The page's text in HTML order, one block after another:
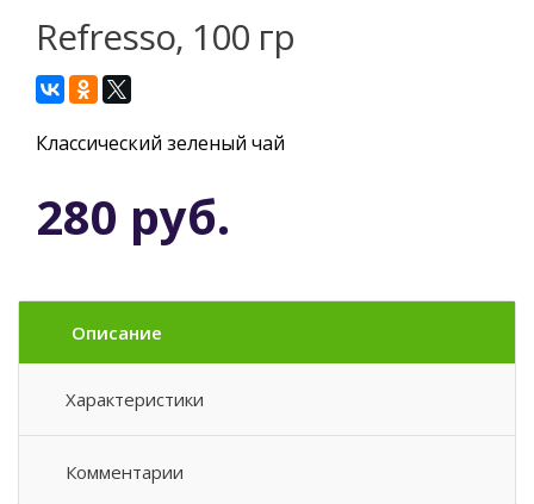
Refresso, 100 гр
Классический зеленый чай
280 руб.
Описание
Характеристики
Комментарии